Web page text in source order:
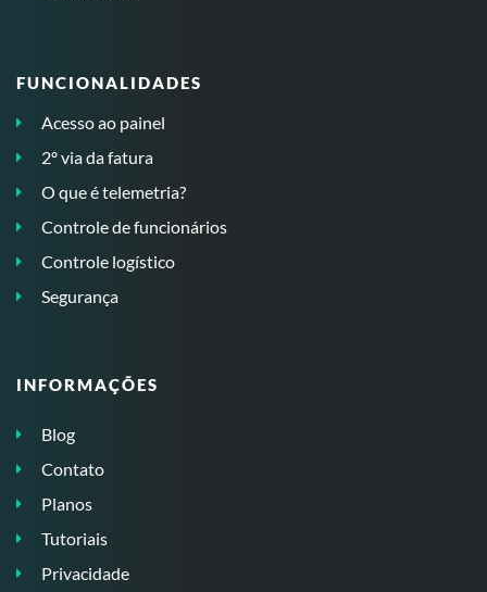
FUNCIONALIDADES
Acesso ao painel
2º via da fatura
O que é telemetria?
Controle de funcionários
Controle logístico
Segurança
INFORMAÇÕES
Blog
Contato
Planos
Tutoriais
Privacidade